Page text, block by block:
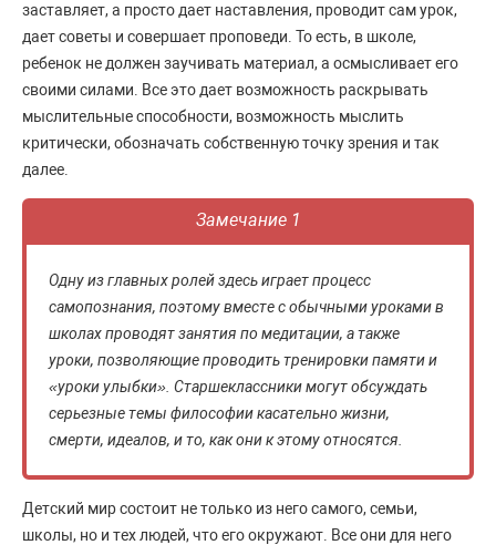
заставляет, а просто дает наставления, проводит сам урок,
дает советы и совершает проповеди. То есть, в школе,
ребенок не должен заучивать материал, а осмысливает его
своими силами. Все это дает возможность раскрывать
мыслительные способности, возможность мыслить
критически, обозначать собственную точку зрения и так
далее.
Замечание 1
Одну из главных ролей здесь играет процесс
самопознания, поэтому вместе с обычными уроками в
школах проводят занятия по медитации, а также
уроки, позволяющие проводить тренировки памяти и
«уроки улыбки». Старшеклассники могут обсуждать
серьезные темы философии касательно жизни,
смерти, идеалов, и то, как они к этому относятся.
Детский мир состоит не только из него самого, семьи,
школы, но и тех людей, что его окружают. Все они для него